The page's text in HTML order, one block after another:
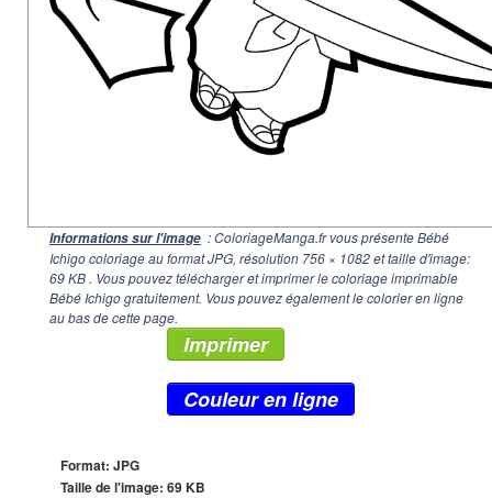
Informations sur l'image : ColoriageManga.fr vous présente Bébé
Ichigo coloriage au format JPG, résolution 756 × 1082et taille d'image:
69 KB . Vous pouvez télécharger et imprimer le coloriage imprimable
Bébé Ichigo gratuitement. Vous pouvez également le colorier en ligne
au bas de cette page.
Imprimer
Couleur en ligne
Format: JPG
Taille de l'image: 69 KB